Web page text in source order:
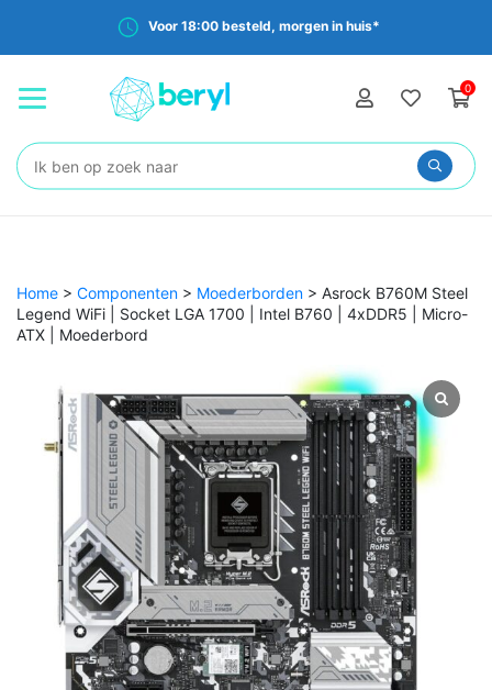
Voor 18:00 besteld, morgen in huis*
0
Zoeken:
Home > Componenten > Moederborden > Asrock B760M Steel
Legend WiFi | Socket LGA 1700 | Intel B760 | 4xDDR5 | Micro-
ATX | Moederbord